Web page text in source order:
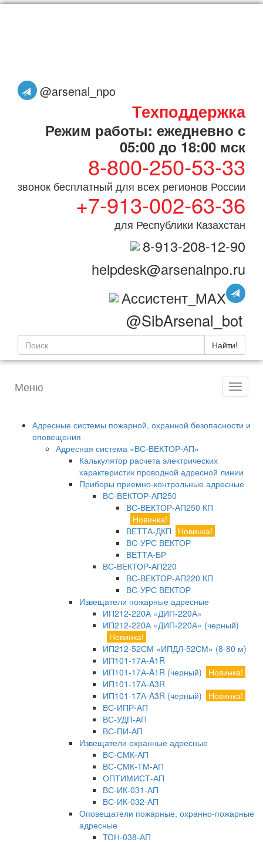
@arsenal_npo
Техподдержка
Режим работы: ежедневно с
05:00 до 18:00 мск
8-800-250-53-33
звонок бесплатный для всех регионов России
+7-913-002-63-36
для Республики Казахстан
8-913-208-12-90
helpdesk@arsenalnpo.ru
Ассистент_MAX
@SibArsenal_bot
Найти!
Меню
Адресные системы пожарной, охранной безопасности и
оповещения
Адресная система «ВС-ВЕКТОР-АП»
Калькулятор расчета электрических
характеристик проводной адресной линии
Приборы приемно-контрольные адресные
ВС-ВЕКТОР-АП250
ВС-ВЕКТОР-АП250 КП
Новинка!
ВЕТТА-ДКП
Новинка!
ВС-УРС ВЕКТОР
ВЕТТА-БР
ВС-ВЕКТОР-АП220
ВС-ВЕКТОР-АП220 КП
ВС-УРС ВЕКТОР
Извещатели пожарные адресные
ИП212-220А «ДИП-220А»
ИП212-220А «ДИП-220А» (черный)
Новинка!
ИП212-52СМ «ИПДЛ-52СМ» (8-80 м)
ИП101-17А-A1R
ИП101-17А-A1R (черный)
Новинка!
ИП101-17А-A3R
ИП101-17А-A3R (черный)
Новинка!
ВС-ИПР-АП
ВС-УДП-АП
ВС-ПИ-АП
Извещатели охранные адресные
ВС-СМК-АП
ВС-СМК-ТМ-АП
ОПТИМИСТ-АП
ВС-ИК-031-АП
ВС-ИК-032-АП
Оповещатели пожарные, охранно-пожарные
адресные
ТОН-038-АП